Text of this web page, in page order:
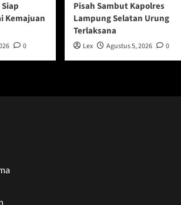
Kemajuan
0
Pisah Sambut Kapolres
Lampung Selatan Urung
Terlaksana
Lex Agustus 5, 2026 0